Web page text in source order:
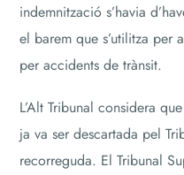
indemnització s’havia
el barem que s’utilitza per
per accidents de trànsit.
L’Alt Tribunal considera
ja va ser descartada pel
recorreguda. El Tribunal